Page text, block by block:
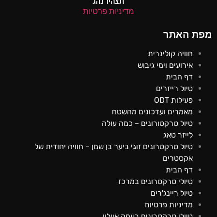
מדיניות פרטיות
מפת האתר
חוויה קולינרית
אירועים וימי גיבוש
דף הבית
טיול רייזרים
פעילות ODT
מאמרים ועדכונים מהשטח
טיול טרקטורונים – כמה עולה
לייזר טאג
טיול טרקטרונים זוגי ביער בן שמן – חוויה יחודית של
אקסטרים
דף הבית
טיולי טרקטרונים במרכז
טיול ריינג'רים
מדיניות פרטיות